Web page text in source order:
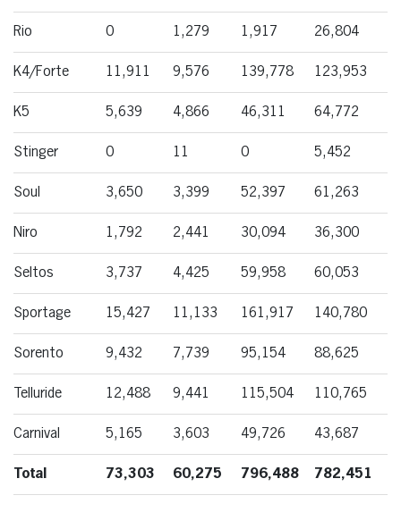
Rio 0 1,279 1,917 26,804
K4/Forte 11,911 9,576 139,778 123,953
K5 5,639 4,866 46,311 64,772
Stinger 0 11 0 5,452
Soul 3,650 3,399 52,397 61,263
Niro 1,792 2,441 30,094 36,300
Seltos 3,737 4,425 59,958 60,053
Sportage 15,427 11,133 161,917 140,780
Sorento 9,432 7,739 95,154 88,625
Telluride 12,488 9,441 115,504 110,765
Carnival 5,165 3,603 49,726 43,687
Total 73,303 60,275 796,488 782,451